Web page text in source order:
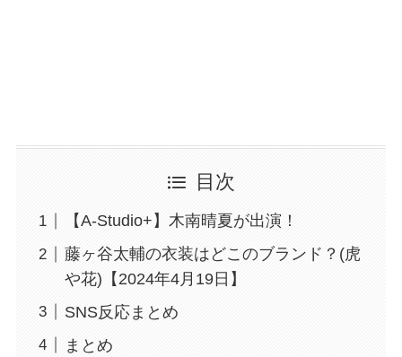
目次
【A-Studio+】木南晴夏が出演！
藤ヶ谷太輔の衣装はどこのブランド？(虎
や花)【2024年4月19日】
SNS反応まとめ
まとめ